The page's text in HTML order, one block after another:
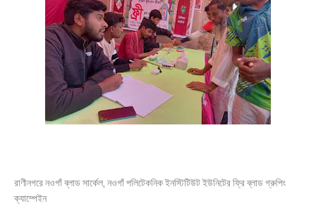
রাণীনগরে নওগাঁ ব্লাড সার্কেল, নওগাঁ পলিটেকনিক ইনস্টিটিউট ইউনিটের ফ্রি ব্লাড গ্রুপিং
ক্যাম্পেইন